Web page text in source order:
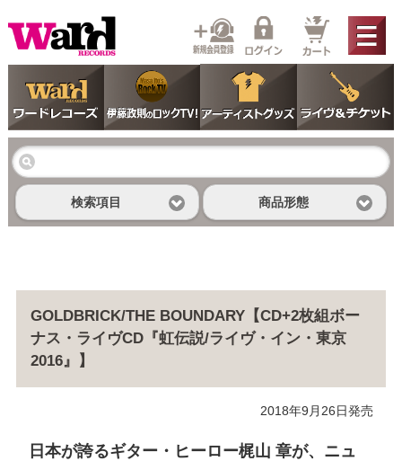
検索項目 商品形態
GOLDBRICK/THE BOUNDARY【CD+2枚組ボー
ナス・ライヴCD『虹伝説/ライヴ・イン・東京
2016』】
2018年9月26日発売
日本が誇るギター・ヒーロー梶山 章が、ニュ
ご利用ガイド
よくあるご質問
お問い合わせ